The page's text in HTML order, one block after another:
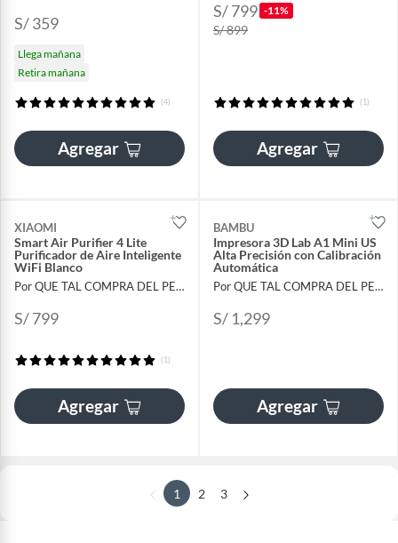
S/ 359
Llega mañana
Retira mañana
(4)
Agregar
S/ 799 -11%
S/ 899
(1)
Agregar
XIAOMI
Smart Air Purifier 4 Lite
Purificador de Aire Inteligente
WiFi Blanco
Por QUE TAL COMPRA DEL PERU
S/ 799
(1)
Agregar
BAMBU
Impresora 3D Lab A1 Mini US
Alta Precisión con Calibración
Automática
Por QUE TAL COMPRA DEL PERU
S/ 1,299
Agregar
1 2 3